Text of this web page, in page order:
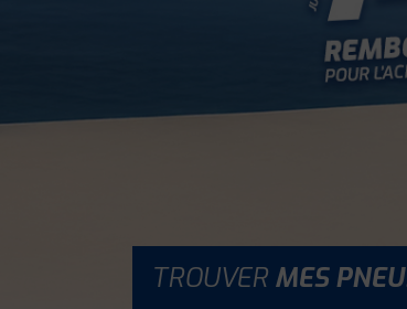
TROUVER MES